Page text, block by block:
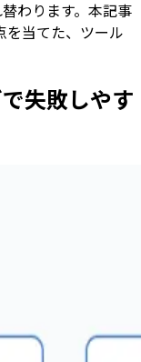
わります。本記事
を当てた、ツール
失敗しやす